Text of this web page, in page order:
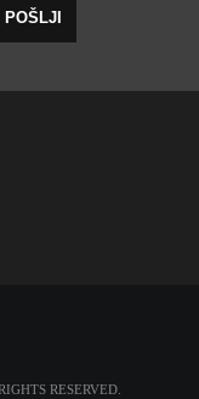
RESERVED.